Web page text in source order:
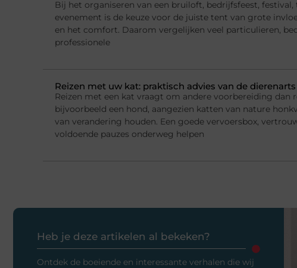
Bij het organiseren van een bruiloft, bedrijfsfeest,
evenement is de keuze voor de juiste tent van grote
en het comfort. Daarom vergelijken veel particulieren,
professionele
Reizen met uw kat: praktisch advies van de dierenarts
Reizen met een kat vraagt om andere voorbereiding dan
bijvoorbeeld een hond, aangezien katten van nature
van verandering houden. Een goede vervoersbox,
voldoende pauzes onderweg helpen
Heb je deze artikelen al bekeken?
Ontdek de boeiende en interessante verhalen die wij